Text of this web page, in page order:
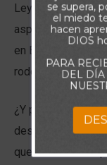
Ley y los alimentó
aspecto de sus
en Él y vivieran
rodeaban.
¿Y por qué fue
deseaba que todo
que Israel era Su
se supera,
el miedo
hacen
DIOS
PARA
DEL DÍA